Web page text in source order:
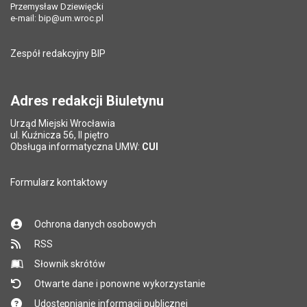
Data ostatniej aktualizacji:
Data ostatniej aktualizacji:
Adres e-mail znajomego
Pytanie antyspamowe
*
Pole wymagane
Przemysław Dziewięcki
e-mail: bip@um.wroc.pl
Zespół redakcyjny BIP
Adres redakcji Biuletynu
Urząd Miejski Wrocławia
ul. Kuźnicza 56, II piętro
Obsługa informatyczna UMW: CUI
Formularz kontaktowy
Ochrona danych osobowych
RSS
Słownik skrótów
Otwarte dane i ponowne wykorzystanie
Udostępnianie informacji publicznej